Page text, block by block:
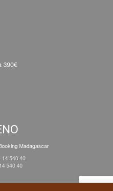
390€
Madagascar
14 540 40
540 40